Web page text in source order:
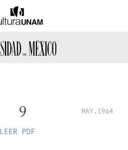
9 MAY.1964
LEER PDF